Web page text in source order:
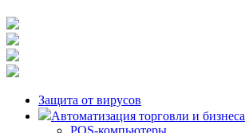
Защита от вирусов
Автоматизация торговли и бизнеса
POS-компьютеры